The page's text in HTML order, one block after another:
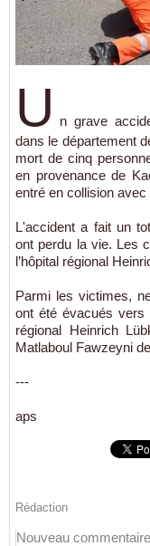
U
n grave
dans le département
mort de cinq
en provenance de
entré en collision
L'accident a fait un
ont perdu la vie. Les
l’hôpital régional
Parmi les victimes,
ont été évacués vers
régional Heinrich
Matlaboul Fawzeyni
---
aps
Rédaction
Nouveau